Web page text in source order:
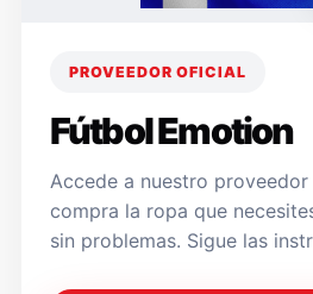
PROVEEDOR OFICIAL
Fútbol Emotion
Accede a nuestro
compra la ropa que
sin problemas. Sigue las